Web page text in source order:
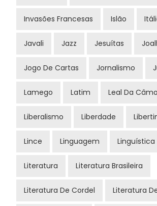
Invasões Francesas Islão
Javali Jazz Jesuítas
Jogo De Cartas Jornalismo
Lamego Latim Leal Da
Liberalismo Liberdade
Lince Linguagem Linguística
Literatura Literatura Brasileira
Literatura De Cordel Literatura